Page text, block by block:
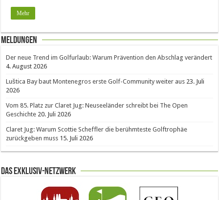
Mehr
Meldungen
Der neue Trend im Golfurlaub: Warum Prävention den Abschlag verändert
4. August 2026
Luštica Bay baut Montenegros erste Golf-Community weiter aus 23. Juli
2026
Vom 85. Platz zur Claret Jug: Neuseeländer schreibt bei The Open
Geschichte 20. Juli 2026
Claret Jug: Warum Scottie Scheffler die berühmteste Golftrophäe
zurückgeben muss 15. Juli 2026
Das Exklusiv-Netzwerk